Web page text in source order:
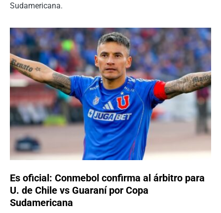
Sudamericana.
Es oficial: Conmebol confirma al árbitro para
U. de Chile vs Guaraní por Copa
Sudamericana